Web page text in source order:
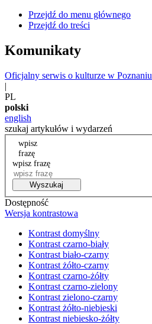
Przejdź do menu głównego
Przejdź do treści
Komunikaty
Oficjalny serwis o kulturze w Poznaniu
|
PL
polski
english
szukaj artykułów i wydarzeń
wpisz
frazę
wpisz frazę
Wyszukaj
Dostępność
Wersja kontrastowa
Kontrast domyślny
Kontrast czarno-biały
Kontrast biało-czarny
Kontrast żółto-czarny
Kontrast czarno-żółty
Kontrast czarno-zielony
Kontrast zielono-czarny
Kontrast żółto-niebieski
Kontrast niebiesko-żółty